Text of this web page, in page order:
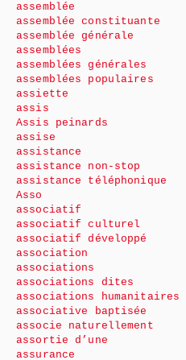
assemblée
assemblée constituante
assemblée générale
assemblées
assemblées générales
assemblées populaires
assiette
assis
Assis peinards
assise
assistance
assistance non-stop
assistance téléphonique
Asso
associatif
associatif culturel
associatif développé
association
associations
associations dites
associations humanitaires
associative baptisée
associe naturellement
assortie d’une
assurance